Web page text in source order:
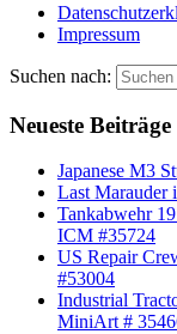
Impressum
Suchen nach:
Neueste Beiträge
Japanese M3
Last Marauder
Tankabwehr
ICM #35724
US Repair
#53004
Industrial
MiniArt #